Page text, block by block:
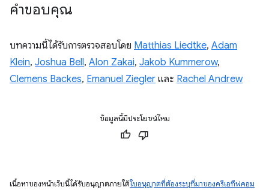
คำขอบคุณ
บทความนี้ได้รับการตรวจสอบโดย Matthias Liedtke, Adam
Klein, Joshua Bell, Alon Zakai, Jakob Kummerow,
Clemens Backes, Emanuel Ziegler และ Rachel Andrew
ข้อมูลนี้มีประโยชน์ไหม
เนื้อหาของหน้าเว็บนี้ได้รับอนุญาตภายใต้ใบอนุญาตที่ต้องระบุที่มาของครีเอทีฟคอม